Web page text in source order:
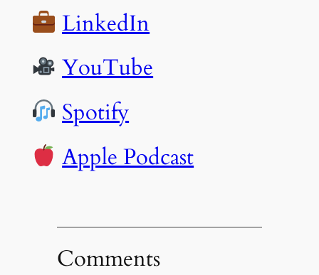
LinkedIn
YouTube
Spotify
Apple Podcast
Comments